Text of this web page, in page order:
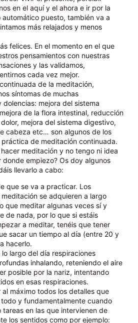
en el aquí y el ahora e ir por la
automático puesto, también va a
más relajados y menos
felices. En el momento en el que
pensamientos con nuestras
y las validamos,
cada vez mejor.
de la meditación,
síntomas de muchas
mejora del sistema
de la flora intestinal, reducción
mejora del sistema digestivo,
cabeza etc… son algunos de los
de meditación continuada.
meditación y no tengo ni idea
donde empiezo? Os doy algunos
llevarlo a cabo:
que se va a practicar. Los
se adquieren a largo
que meditar algunas veces sí y
de nada, por lo que si estáis
a meditar, tenéis que tener
sacar un tiempo al día (entre 20 y
hacerlo.
largo del día respiraciones
inhalando, reteniendo el aire
posible por la nariz, intentando
en esas respiraciones.
máximo todos los detalles que
y fundamentalmente cuando
tareas en las que intervienen de
los sentidos como por ejemplo: